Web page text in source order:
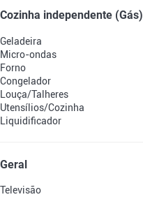
Cozinha independente (Gás)
Geladeira
Micro-ondas
Forno
Congelador
Louça/Talheres
Utensílios/Cozinha
Liquidificador
Geral
Televisão